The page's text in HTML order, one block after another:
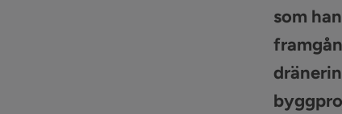
som